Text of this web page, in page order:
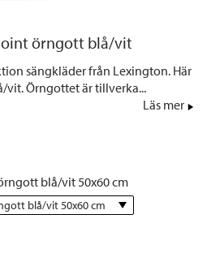
örngott blå/vit
sängkläder från Lexington. Här
vit. Örngottet är tillverka...
Läs mer
blå/vit 50x60 cm
blå/vit 50x60 cm